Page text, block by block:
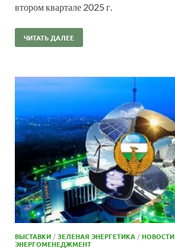
втором квартале 2025 г.
ЧИТАТЬ ДАЛЕЕ
ВЫСТАВКИ /ЗЕЛЕНАЯ ЭНЕРГЕТИКА /НОВОСТИ
ЭНЕРГОМЕНЕДЖМЕНТ